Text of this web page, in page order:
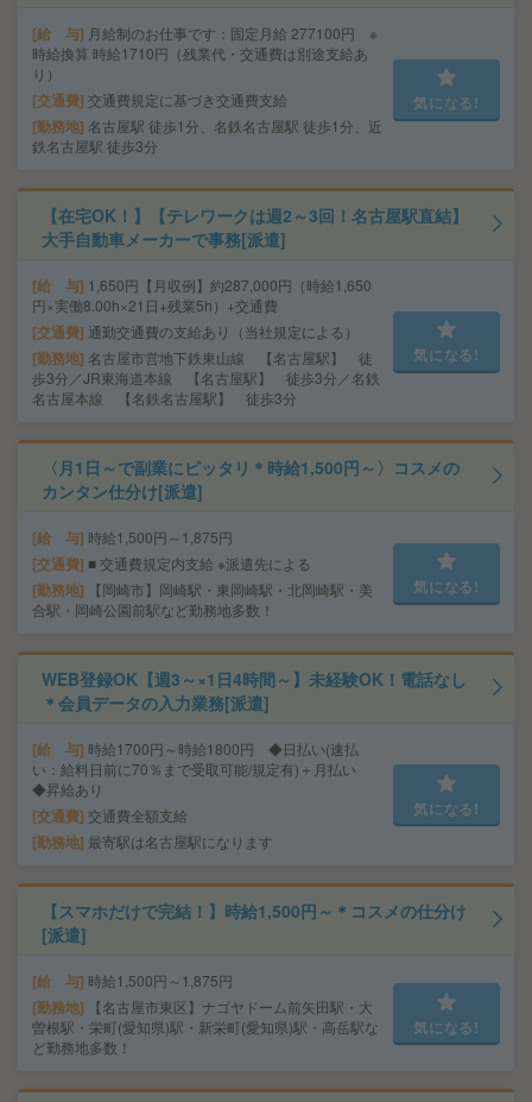
給 与 月給制のお仕事です：固定月給 277100円 ※
時給換算 時給1710円（残業代・交通費は別途支給あ
り）
交通費 交通費規定に基づき交通費支給
勤務地 名古屋駅 徒歩1分、名鉄名古屋駅 徒歩1分、近
鉄名古屋駅 徒歩3分
気になる!
【在宅OK！】【テレワークは週2～3回！名古屋駅直結】
大手自動車メーカーで事務[派遣]
給 与 1,650円【月収例】約287,000円（時給1,650
円×実働8.00h×21日+残業5h）+交通費
交通費 通勤交通費の支給あり（当社規定による）
勤務地 名古屋市営地下鉄東山線 【名古屋駅】 徒
歩3分／JR東海道本線 【名古屋駅】 徒歩3分／名鉄
名古屋本線 【名鉄名古屋駅】 徒歩3分
気になる!
〈月1日～で副業にピッタリ＊時給1,500円～〉コスメの
カンタン仕分け[派遣]
給 与 時給1,500円～1,875円
交通費 ■ 交通費規定内支給 ※派遣先による
勤務地
【岡崎市】岡崎駅・東岡崎駅・北岡崎駅・美
合駅・岡崎公園前駅など勤務地多数！
気になる!
WEB登録OK【週3～×1日4時間～】未経験OK！電話なし
＊会員データの入力業務[派遣]
給 与 時給1700円～時給1800円 ◆日払い(速払
い：給料日前に70％まで受取可能/規定有)＋月払い
◆昇給あり
交通費 交通費全額支給
勤務地 最寄駅は名古屋駅になります
気になる!
【スマホだけで完結！】時給1,500円～＊コスメの仕分け
[派遣]
給 与 時給1,500円～1,875円
勤務地
【名古屋市東区】ナゴヤドーム前矢田駅・大
曽根駅・栄町(愛知県)駅・新栄町(愛知県)駅・高岳駅な
ど勤務地多数！
気になる!